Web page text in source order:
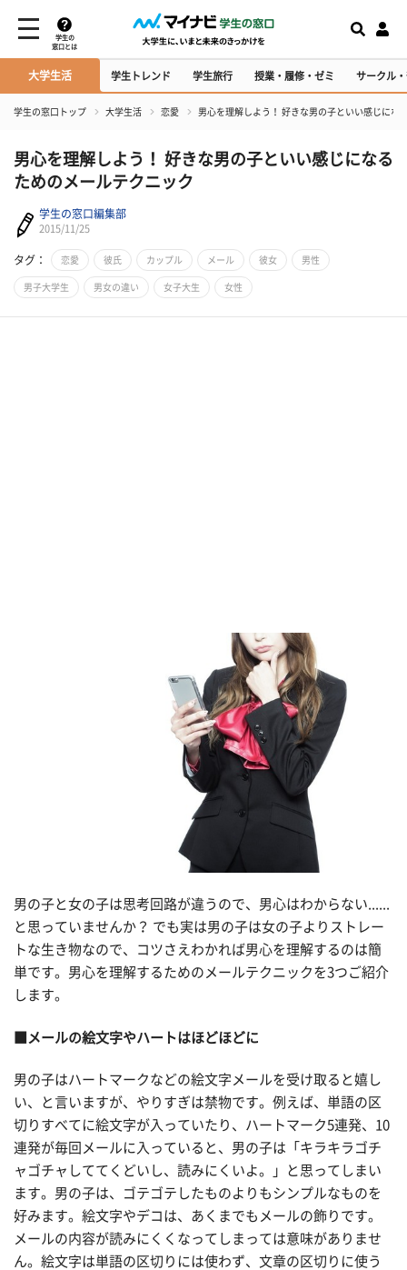
学生の
窓口とは
大学生活 学生トレンド 学生旅行 授業・履修・ゼミ サークル
学生の窓口トップ 大学生活 恋愛 男心を理解しよう！ 好きな男の子といい感じにな
男心を理解しよう！ 好きな男の子といい感じになる
ためのメールテクニック
学生の窓口編集部
2015/11/25
タグ： 恋愛 彼氏 カップル メール 彼女 男性
男子大学生 男女の違い 女子大生 女性
男の子と女の子は思考回路が違うので、男心はわからない......
と思っていませんか？ でも実は男の子は女の子よりストレー
トな生き物なので、コツさえわかれば男心を理解するのは簡
単です。男心を理解するためのメールテクニックを3つご紹介
します。
■メールの絵文字やハートはほどほどに
男の子はハートマークなどの絵文字メールを受け取ると嬉し
い、と言いますが、やりすぎは禁物です。例えば、単語の区
切りすべてに絵文字が入っていたり、ハートマーク5連発、10
連発が毎回メールに入っていると、男の子は「キラキラゴチ
ャゴチャしててくどいし、読みにくいよ。」と思ってしまい
ます。男の子は、ゴテゴテしたものよりもシンプルなものを
好みます。絵文字やデコは、あくまでもメールの飾りです。
メールの内容が読みにくくなってしまっては意味がありませ
ん。絵文字は単語の区切りには使わず、文章の区切りに使う